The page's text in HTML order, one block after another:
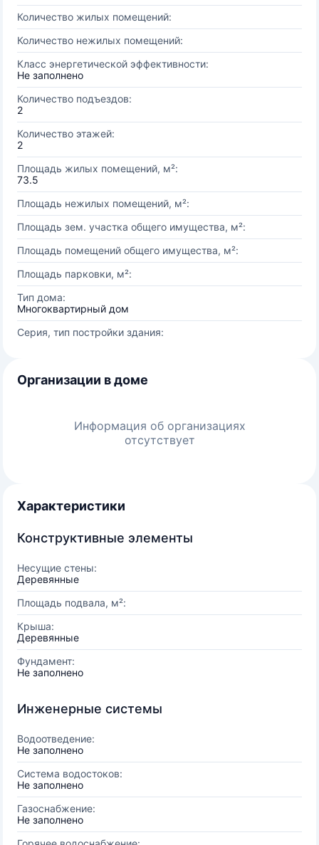
Количество жилых помещений:
Количество нежилых помещений:
Класс энергетической эффективности:
Не заполнено
Количество подъездов:
2
Количество этажей:
2
Площадь жилых помещений, м²:
73.5
Площадь нежилых помещений, м²:
Площадь зем. участка общего имущества, м²:
Площадь помещений общего имущества, м²:
Площадь парковки, м²:
Тип дома:
Многоквартирный дом
Серия, тип постройки здания:
Организации в доме
Информация об организациях
отсутствует
Характеристики
Конструктивные элементы
Несущие стены:
Деревянные
Площадь подвала, м²:
Крыша:
Деревянные
Фундамент:
Не заполнено
Инженерные системы
Водоотведение:
Не заполнено
Система водостоков:
Не заполнено
Газоснабжение:
Не заполнено